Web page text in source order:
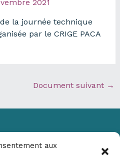
aux
2021
la journée technique
par le CRIGE PACA
Document suivant →